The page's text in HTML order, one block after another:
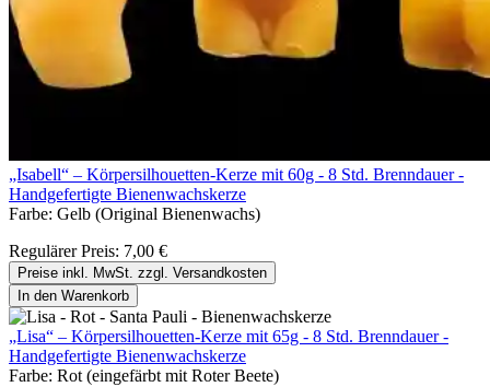
„Isabell“ – Körpersilhouetten-Kerze mit 60g - 8 Std. Brenndauer -
Handgefertigte Bienenwachskerze
Farbe: Gelb (Original Bienenwachs)
Regulärer Preis: 7,00 €
Preise inkl. MwSt. zzgl. Versandkosten
In den Warenkorb
„Lisa“ – Körpersilhouetten-Kerze mit 65g - 8 Std. Brenndauer -
Handgefertigte Bienenwachskerze
Farbe: Rot (eingefärbt mit Roter Beete)